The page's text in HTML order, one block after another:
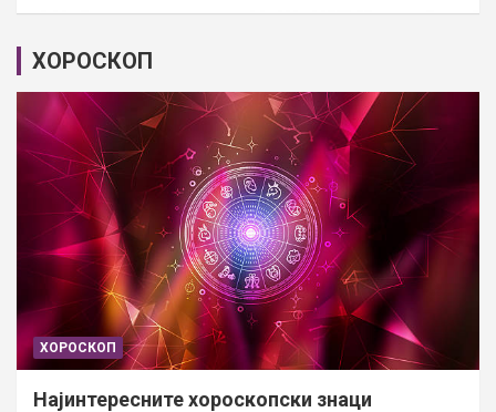
ХОРОСКОП
ХОРОСКОП
Најинтересните хороскопски знаци